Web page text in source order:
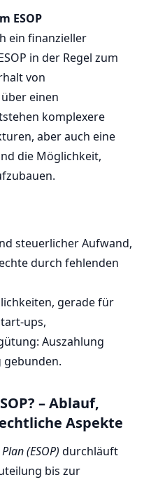
ESOP
ein finanzieller
in der Regel zum
von
einen
komplexere
aber auch eine
die Möglichkeit,
steuerlicher Aufwand,
durch fehlenden
gerade für
ups,
Auszahlung
gebunden.
– Ablauf,
Aspekte
(ESOP) durchläuft
bis zur